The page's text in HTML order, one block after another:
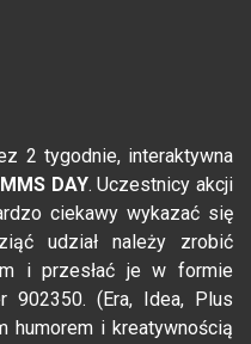
2 tygodnie, interaktywna
MMS DAY. Uczestnicy akcji
ciekawy wykazać się
udział należy zrobić
i przesłać je w formie
902350. (Era, Idea, Plus
humorem i kreatywnością